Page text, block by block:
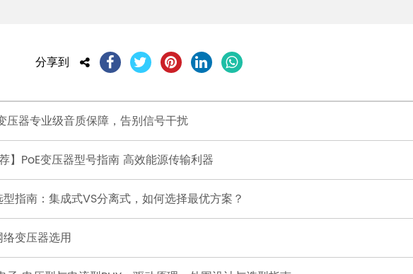
分享到
器专业级音质保障，告别信号干扰
PoE变压器型号指南 高效能源传输利器
指南：集成式VS分离式，如何选择最优方案？
变压器选用